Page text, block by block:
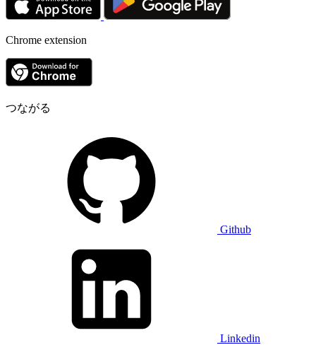
Chrome extension
つながる
Github
Linkedin